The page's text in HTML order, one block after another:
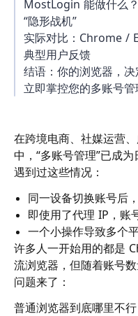
MostLogin 能做什么
“隐形战机”
实际对比：Chrome /
典型用户反馈
结语：你的浏览器，
立即掌控您的多账号管
在跨境电商、社媒运营
中，“多账号管理”已成
遇到过这些情况：
同一设备切换账号后
即使用了代理 IP，账
一个小操作导致多个
许多人一开始用的都是
流浏览器，但随着账号
问题来了：
普通浏览器到底哪里不